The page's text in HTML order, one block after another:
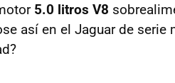
5.0 litros V8
así en el Jaguar de serie